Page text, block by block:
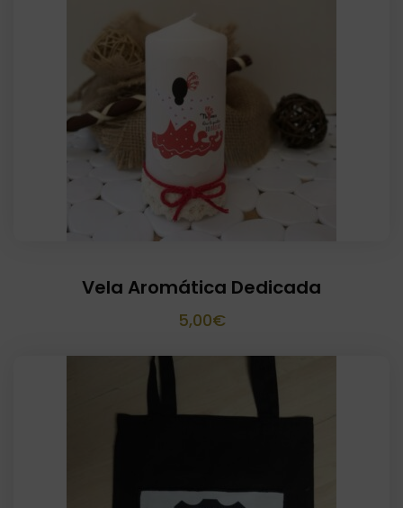
Vela Aromática Dedicada
5,00€